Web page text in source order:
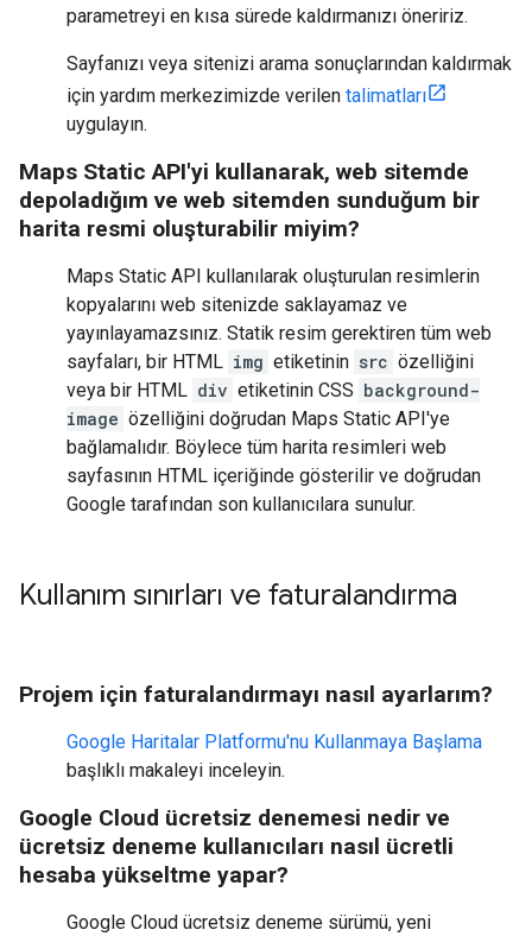
parametreyi en kısa sürede kaldırmanızı öneririz.
Sayfanızı veya sitenizi arama sonuçlarından kaldırmak
için yardım merkezimizde verilen talimatları
uygulayın.
Maps Static API'yi kullanarak, web sitemde
depoladığım ve web sitemden sunduğum bir
harita resmi oluşturabilir miyim?
Maps Static API kullanılarak oluşturulan resimlerin
kopyalarını web sitenizde saklayamaz ve
yayınlayamazsınız. Statik resim gerektiren tüm web
sayfaları, bir HTML img etiketinin src özelliğini
veya bir HTML div etiketinin CSS background-
image özelliğini doğrudan Maps Static API'ye
bağlamalıdır. Böylece tüm harita resimleri web
sayfasının HTML içeriğinde gösterilir ve doğrudan
Google tarafından son kullanıcılara sunulur.
Kullanım sınırları ve faturalandırma
Projem için faturalandırmayı nasıl ayarlarım?
Google Haritalar Platformu'nu Kullanmaya Başlama
başlıklı makaleyi inceleyin.
Google Cloud ücretsiz denemesi nedir ve
ücretsiz deneme kullanıcıları nasıl ücretli
hesaba yükseltme yapar?
Google Cloud ücretsiz deneme sürümü, yeni